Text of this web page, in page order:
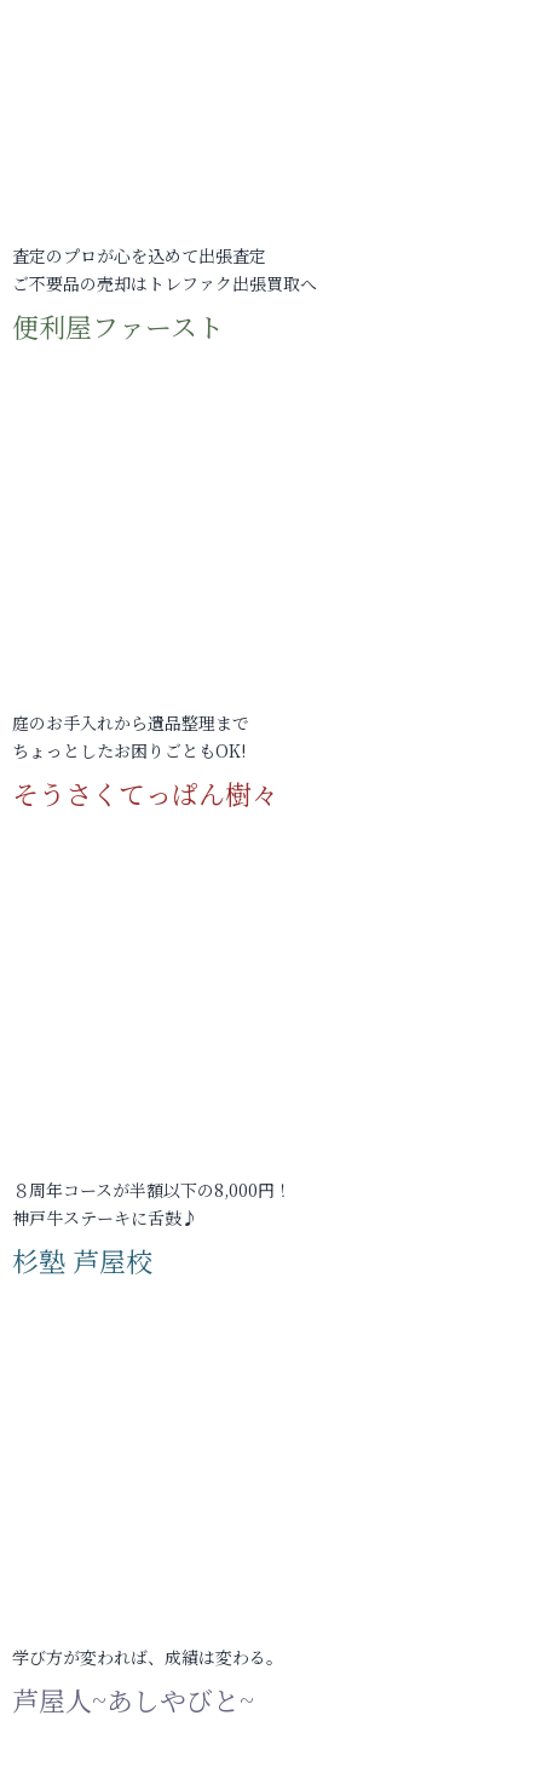
査定のプロが心を込めて出張査定
ご不要品の売却はトレファク出張買取へ
便利屋ファースト
庭のお手入れから遺品整理まで
ちょっとしたお困りごともOK!
そうさくてっぱん樹々
８周年コースが半額以下の8,000円！
神戸牛ステーキに舌鼓♪
杉塾 芦屋校
学び方が変われば、成績は変わる。
芦屋人~あしやびと~